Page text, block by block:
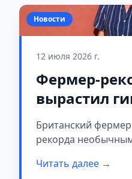
Новости
12 июля 2026 г.
Фермер-
вырастил
чеснок и
горошину
Британский
рекорда
Читать далее →